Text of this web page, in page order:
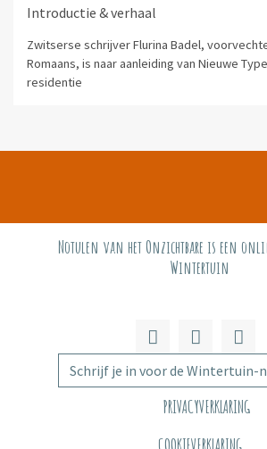
Introductie & verhaal
Zwitserse schrijver Flurina Badel,
Romaans, is naar aanleiding van Nieuwe
residentie
Notulen van het Onzichtbare is een
Wintertuin
Schrijf je in voor de Wintertuin-
PRIVACYVERKLARING